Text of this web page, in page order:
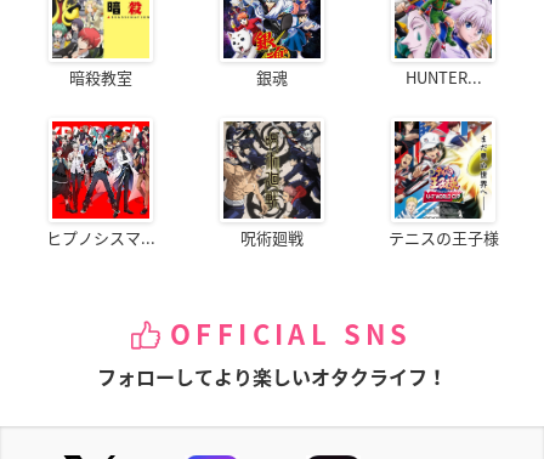
暗殺教室 銀魂 HUNTER...
ヒプノシスマ... 呪術廻戦 テニスの王子様
OFFICIAL SNS
フォローしてより楽しいオタクライフ！